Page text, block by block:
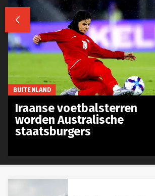

BUITENLAND
Iraanse voetbalsterren
worden Australische
staatsburgers